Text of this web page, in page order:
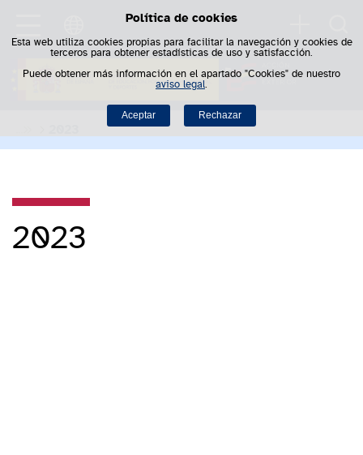
Política de cookies
Esta web utiliza cookies propias para facilitar la navegación y cookies de
terceros para obtener estadísticas de uso y satisfacción.
Puede obtener más información en el apartado "Cookies" de nuestro
aviso legal
Aceptar Rechazar
Saltar al contenido
2023